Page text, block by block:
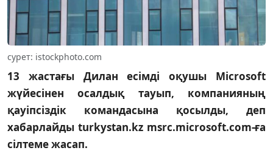
cурет: istockphoto.com
13 жастағы Дилан есімді оқушы Microsoft
жүйесінен осалдық тауып, компанияның
қауіпсіздік командасына қосылды, деп
хабарлайды turkystan.kz msrc.microsoft.com-ға
сілтеме жасап.